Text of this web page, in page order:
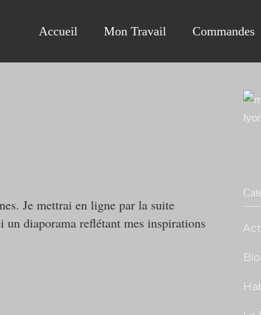
Accueil Mon Travail Commandes
Je mettrai en ligne par la suite
un diaporama reflétant mes inspirations